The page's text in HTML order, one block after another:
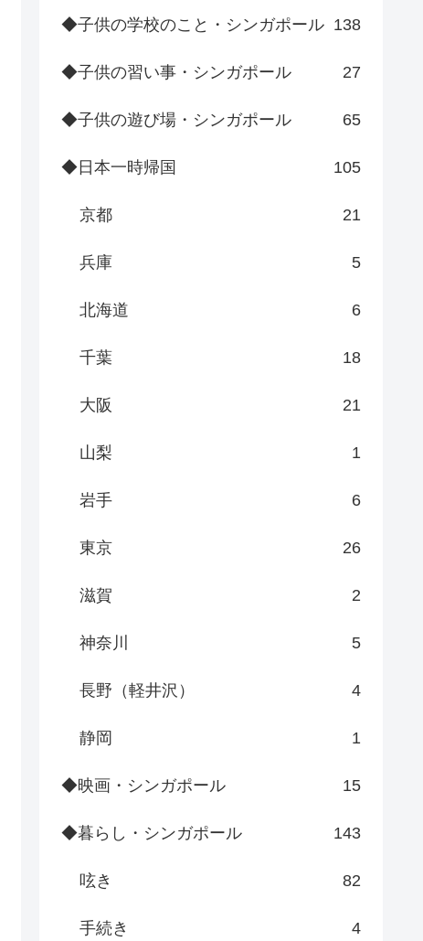
◆子供の学校のこと・シンガポール 138
◆子供の習い事・シンガポール 27
◆子供の遊び場・シンガポール 65
◆日本一時帰国 105
京都 21
兵庫 5
北海道 6
千葉 18
大阪 21
山梨 1
岩手 6
東京 26
滋賀 2
神奈川 5
長野（軽井沢） 4
静岡 1
◆映画・シンガポール 15
◆暮らし・シンガポール 143
呟き 82
手続き 4